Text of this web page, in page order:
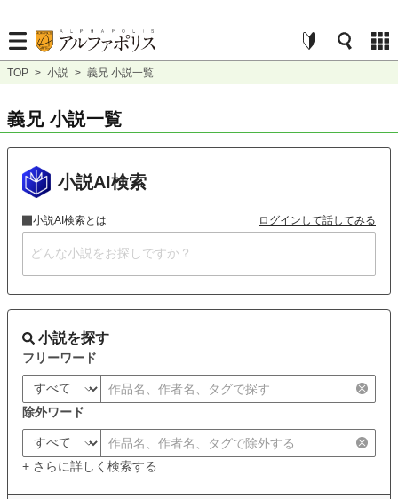
TOP > 小説 > 義兄 小説一覧
義兄 小説一覧
小説AI検索
小説AI検索とは ログインして話してみる
小説を探す
フリーワード
除外ワード
+ さらに詳しく検索する